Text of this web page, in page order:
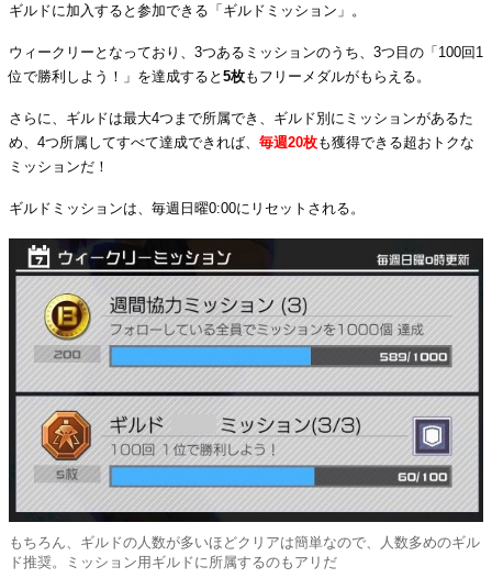
ギルドに加入すると参加できる「ギルドミッション」。
ウィークリーとなっており、3つあるミッションのうち、3つ目の「100回1
位で勝利しよう！」を達成すると 5枚もフリーメダルがもらえる。
さらに、ギルドは最大4つまで所属でき、ギルド別にミッションがあるた
め、4つ所属してすべて達成できれば、 毎週20枚も獲得できる超おトクな
ミッションだ！
ギルドミッションは、毎週日曜0:00にリセットされる。
もちろん、ギルドの人数が多いほどクリアは簡単なので、人数多めのギル
ド推奨。ミッション用ギルドに所属するのもアリだ